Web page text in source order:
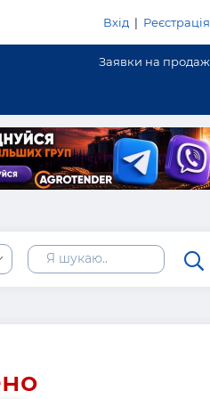
Вхід | Реєстрація
Заявки на продаж